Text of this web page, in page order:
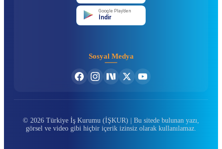
Google Play'den
İndir
Sosyal Medya
© 2026 Türkiye İş Kurumu (İŞKUR) | Bu sitede bulunan yazı,
görsel ve video gibi hiçbir içerik izinsiz olarak kullanılamaz.